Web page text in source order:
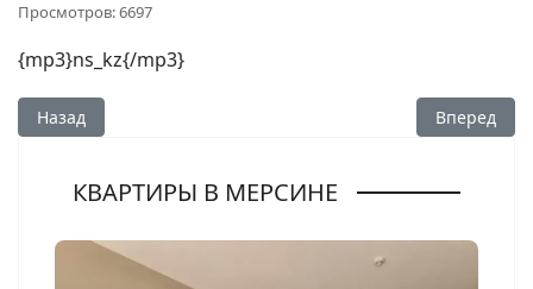
Просмотров: 6697
{mp3}ns_kz{/mp3}
Предыдущий: Александра Соколова на радио ГОВОРИТ
Назад Вперед
КВАРТИРЫ В МЕРСИНЕ